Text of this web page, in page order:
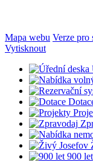
Mapa webu Verze pro
Vytisknout
900 let